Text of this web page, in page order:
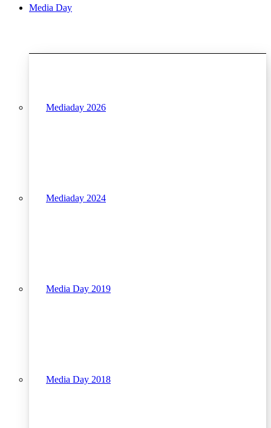
Media Day
Mediaday 2026
Mediaday 2024
Media Day 2019
Media Day 2018